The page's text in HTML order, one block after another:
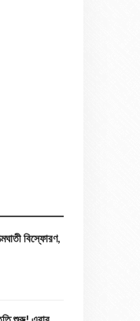
বিস্ফোরণ,